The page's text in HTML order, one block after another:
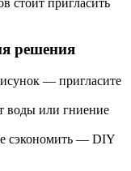
стоит пригласить
решения
— пригласите
воды или гниение
сэкономить — DIY